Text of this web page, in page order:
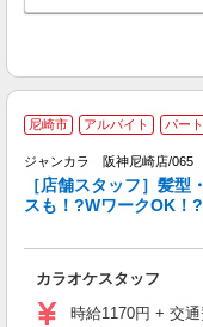
尼崎市 アルバイト パート
ジャンカラ 阪神尼崎店/065
［店舗スタッフ］髪型
スも！?WワークOK！
カラオケスタッフ
時給1170円 + 交